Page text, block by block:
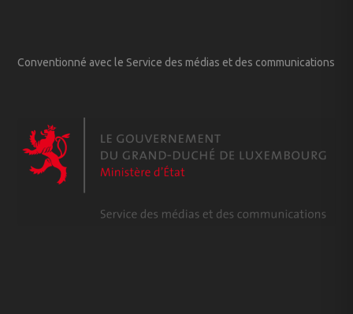
Conventionné avec le Service des médias et des communications